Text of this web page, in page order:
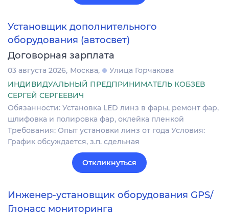
Установщик дополнительного
оборудования (автосвет)
Договорная зарплата
03 августа 2026 Москва
Улица Горчакова
ИНДИВИДУАЛЬНЫЙ ПРЕДПРИНИМАТЕЛЬ КОБЗЕВ
СЕРГЕЙ СЕРГЕЕВИЧ
Обязанности: Установка LED линз в фары, ремонт фар,
шлифовка и полировка фар, оклейка пленкой
Требования: Опыт установки линз от года Условия:
График обсуждается, з.п. сдельная
Откликнуться
Инженер-установщик оборудования GPS/
Глонасс мониторинга